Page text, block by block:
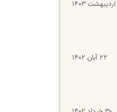
۲۲ آبان ۱۴۰۲